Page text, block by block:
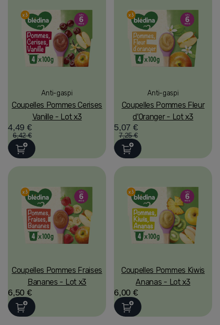
Anti-gaspi
Coupelles Pommes Cerises
Vanille - Lot x3
4,49 €
6,42 €
Anti-gaspi
Coupelles Pommes Fleur
d'Oranger - Lot x3
5,07 €
7,25 €
Coupelles Pommes Fraises
Bananes - Lot x3
6,50 €
Coupelles Pommes Kiwis
Ananas - Lot x3
6,00 €